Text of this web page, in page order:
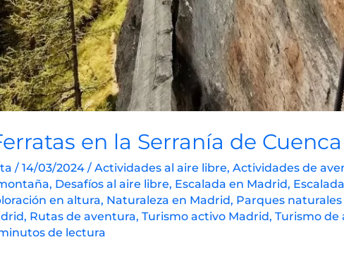
en la Serranía de Cuenca
/ 14/03/2024 / Actividades al aire libre, Actividades de
, Desafíos al aire libre, Escalada en Madrid,
en altura, Naturaleza en Madrid, Parques
, Rutas de aventura, Turismo activo Madrid, Turismo de
de lectura